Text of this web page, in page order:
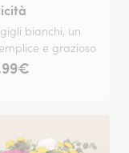
bianchi, un
e grazioso